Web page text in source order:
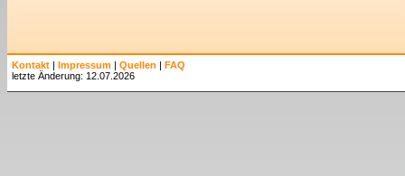
Kontakt | Impressum | Quellen | FAQ
letzte Änderung: 12.07.2026